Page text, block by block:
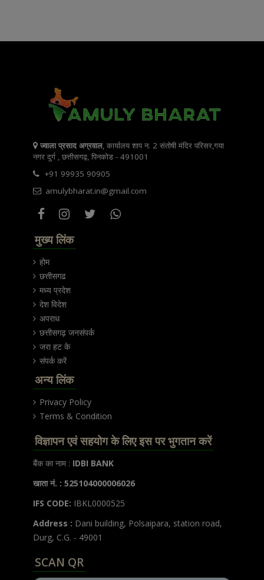
ज्वाला प्रसाद अग्रवाल, कार्यालय शाप न. 2 संतोषी मंदिर परिसर,गया
नगर दुर्ग , छत्तीसगढ़, पिनकोड - 491001
+91 99935 90905
amulybharat.in@gmail.com
मुख्य लिंक
होम
छत्तीसगढ
मध्य प्रदेश
देश विदेश
अपराध
छत्तीसगढ़ जनसंपर्क
जरा हट के
संपर्क करें
अन्य लिंक
Privacy Policy
Terms & Condition
विज्ञापन एवं सहयोग के लिए इस पर भुगतान करें
बैंक का नाम : IDBI BANK
खाता नं. : 525104000006026
IFS CODE: IBKL0000525
Address : Dani building, Polsaipara, station road,
Durg, C.G. - 49001
SCAN QR